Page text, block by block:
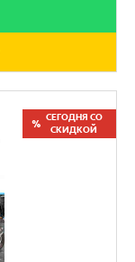
СЕГОДНЯ СО
СКИДКОЙ